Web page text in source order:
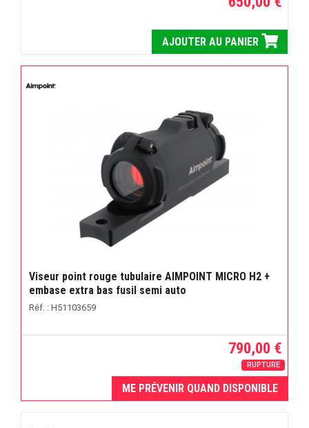
AJOUTER AU PANIER
Viseur point rouge tubulaire AIMPOINT MICRO H2 +
embase extra bas fusil semi auto
Réf. : H51103659
790,00 €
RUPTURE
ME PRÉVENIR QUAND DISPONIBLE